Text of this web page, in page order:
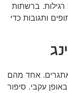
רגילות. ברשתות
ותגובות כדי
אתגרים. אחד מהם
עקבי. סיפור